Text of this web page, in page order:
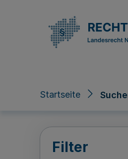
Startseite
Filter